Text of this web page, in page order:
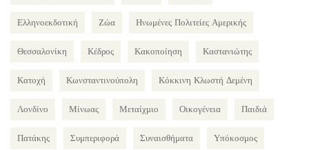
Ελληνοεκδοτική Ζώα Ηνωμένες Πολιτείες Αμερικής
Θεσσαλονίκη Κέδρος Κακοποίηση Καστανιώτης
Κατοχή Κωνσταντινούπολη Κόκκινη Κλωστή Δεμένη
Λονδίνο Μίνωας Μεταίχμιο Οικογένεια Παιδιά
Πατάκης Συμπεριφορά Συναισθήματα Υπόκοσμος